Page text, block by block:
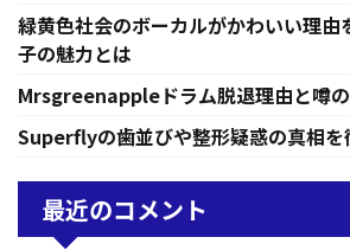
緑黄色社会のボーカルがかわいい理由
子の魅力とは
Mrsgreenappleドラム脱退理由と噂
Superflyの歯並びや整形疑惑の真相を
最近のコメント